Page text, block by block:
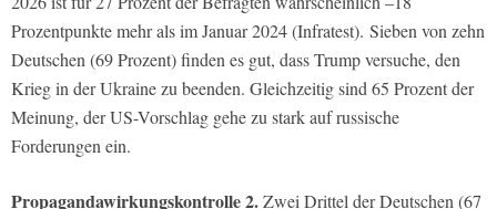
Prozentpunkte mehr als im Januar 2024 (Infratest). Sieben von zehn
Deutschen (69 Prozent) finden es gut, dass Trump versuche, den
Krieg in der Ukraine zu beenden. Gleichzeitig sind 65 Prozent der
Meinung, der US-Vorschlag gehe zu stark auf russische
Forderungen ein.
Propagandawirkungskontrolle 2.Zwei Drittel der Deutschen (67